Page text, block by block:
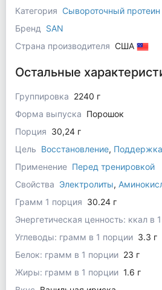
Категория Сывороточный протеин
Бренд
SAN
Страна производителя США
Остальные
Группировка 2240 г
Форма выпуска Порошок
Порция 30,24 г
Цель Восстановление,
Применение Перед тренировкой
Свойства Электролиты,
Грамм 1 порция 30.24 г
Энергетическая ценность: ккал в
Углеводы: грамм в 1 порции 3.3 г
Белок: грамм в 1 порции 23 г
Жиры: грамм в 1 порции 1.6 г